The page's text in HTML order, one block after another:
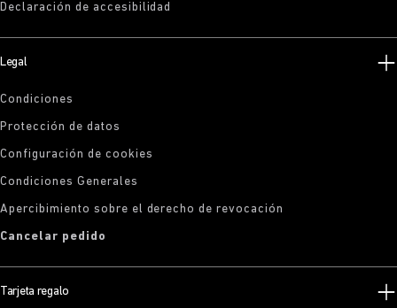
Declaración de accesibilidad
Legal
Condiciones
Protección de datos
Configuración de cookies
Condiciones Generales
Apercibimiento sobre el derecho de revocación
Cancelar pedido
Tarjeta regalo